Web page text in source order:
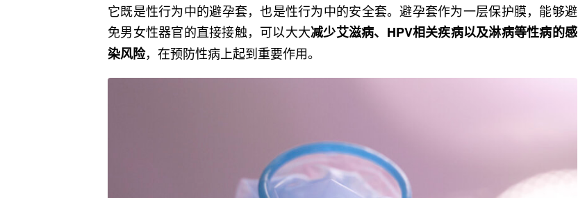
它既是性行为中的避孕套，也是性行为中的安全套。避孕套作为一层保护膜，能够避
免男女性器官的直接接触，可以大大减少艾滋病、HPV相关疾病以及淋病等性病的感
染风险，在预防性病上起到重要作用。